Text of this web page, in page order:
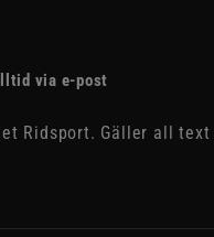
via e-post
Ridsport. Gäller all text